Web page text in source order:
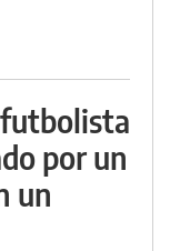
por un
un